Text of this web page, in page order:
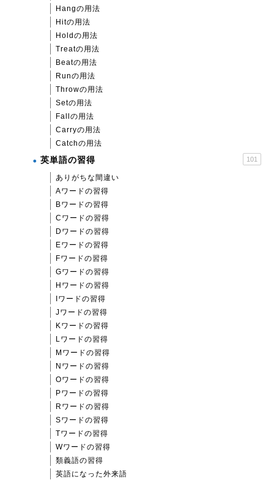
Hangの用法
Hitの用法
Holdの用法
Treatの用法
Beatの用法
Runの用法
Throwの用法
Setの用法
Fallの用法
Carryの用法
Catchの用法
英単語の習得 101
ありがちな間違い
Aワードの習得
Bワードの習得
Cワードの習得
Dワードの習得
Eワードの習得
Fワードの習得
Gワードの習得
Hワードの習得
Iワードの習得
Jワードの習得
Kワードの習得
Lワードの習得
Mワードの習得
Nワードの習得
Oワードの習得
Pワードの習得
Rワードの習得
Sワードの習得
Tワードの習得
Wワードの習得
類義語の習得
英語になった外来語